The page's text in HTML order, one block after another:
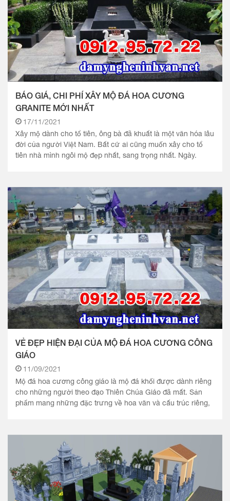
BÁO GIÁ, CHI PHÍ XÂY MỘ ĐÁ HOA CƯƠNG
GRANITE MỚI NHẤT
17/11/2021
Xây mộ dành cho tổ tiên, ông bà đã khuất là một văn hóa lâu
đời của người Việt Nam. Bất cứ ai cũng muốn xây cho tổ
tiên nhà mình ngôi mộ đẹp nhất, sang trọng nhất. Ngày.
VẺ ĐẸP HIỆN ĐẠI CỦA MỘ ĐÁ HOA CƯƠNG CÔNG
GIÁO
11/09/2021
Mộ đá hoa cương công giáo là mộ đá khối được dành riêng
cho những người theo đạo Thiên Chúa Giáo đã mất. Sản
phẩm mang những đặc trưng về hoa văn và cấu trúc riêng,